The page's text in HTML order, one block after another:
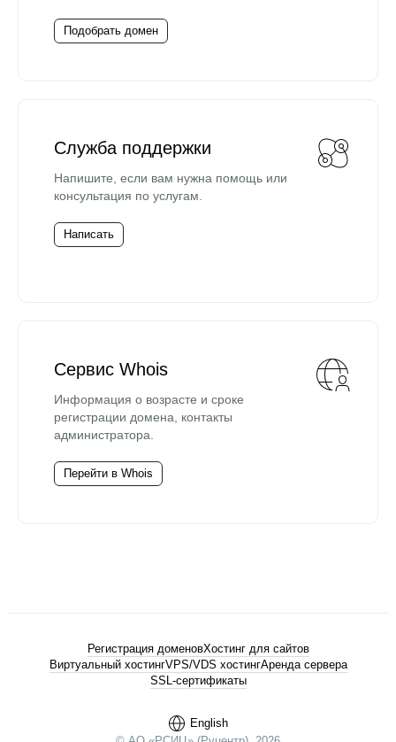
Подобрать домен
Служба поддержки
Напишите, если вам нужна помощь или
консультация по услугам.
Написать
Сервис Whois
Информация о возрасте и сроке
регистрации домена, контакты
администратора.
Перейти в Whois
English
Регистрация доменовХостинг для сайтов
Виртуальный хостингVPS/VDS хостингАренда сервера
SSL-сертификаты